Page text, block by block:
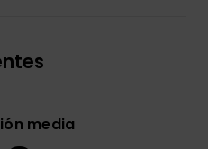
media